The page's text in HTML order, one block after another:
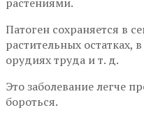
Патоген сохраняется в
растительных остатках,
орудиях труда и т. д.
Это заболевание легче
бороться.